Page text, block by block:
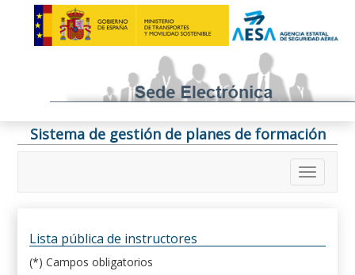
Sistema de gestión de planes de formación
Lista pública de instructores
(*) Campos obligatorios